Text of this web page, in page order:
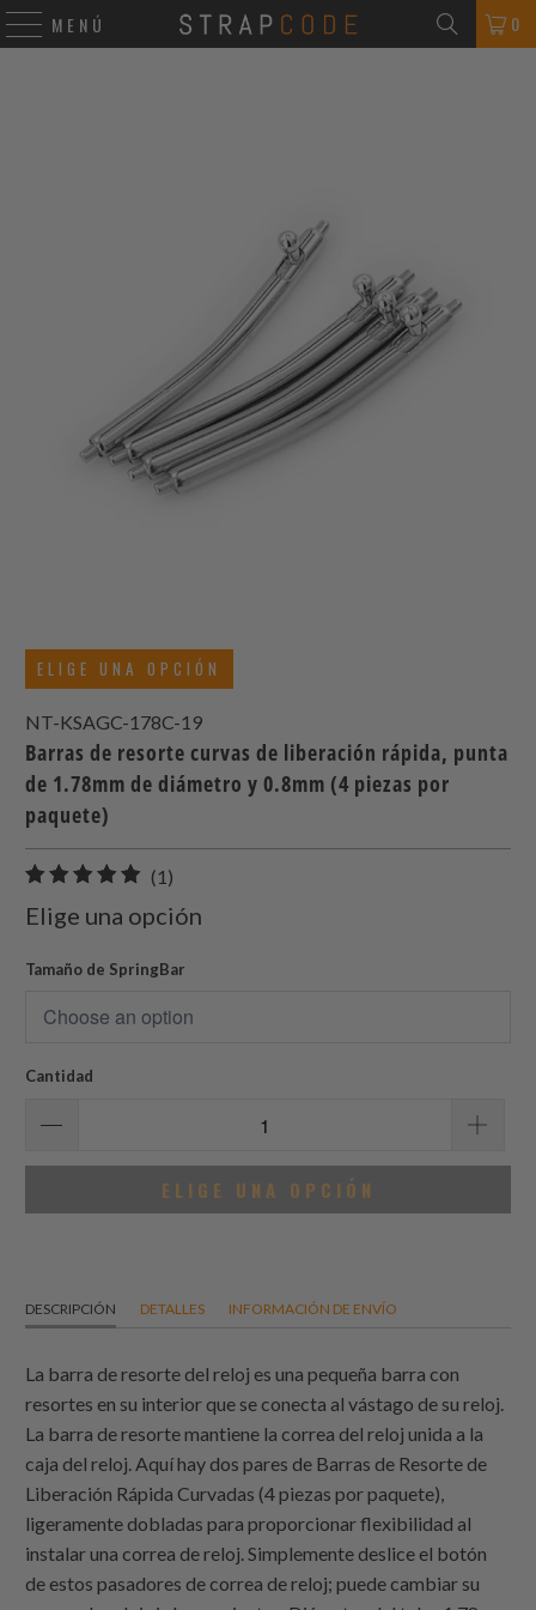
MENÚ 0
ELIGE UNA OPCIÓN
NT-KSAGC-178C-19
Barras de resorte curvas de liberación rápida, punta
de 1.78mm de diámetro y 0.8mm (4 piezas por
paquete)
(1)
total
reseñas
Elige una opción
Tamaño de SpringBar
Cantidad
ELIGE UNA OPCIÓN
DESCRIPCIÓN DETALLES INFORMACIÓN DE ENVÍO
La barra de resorte del reloj es una pequeña barra con
resortes en su interior que se conecta al vástago de su reloj.
La barra de resorte mantiene la correa del reloj unida a la
caja del reloj. Aquí hay dos pares de Barras de Resorte de
Liberación Rápida Curvadas (4 piezas por paquete),
ligeramente dobladas para proporcionar flexibilidad al
instalar una correa de reloj. Simplemente deslice el botón
de estos pasadores de correa de reloj; puede cambiar su